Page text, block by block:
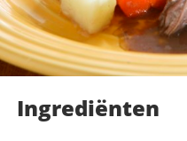
Ingrediënten